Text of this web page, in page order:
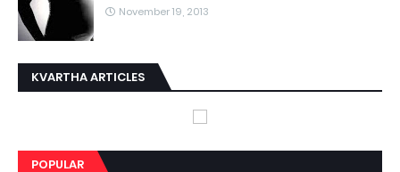
November 19, 2013
KVARTHA ARTICLES
POPULAR